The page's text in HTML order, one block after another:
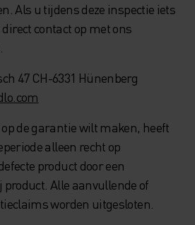
Als u tijdens deze inspectie iets
contact op met ons
47 CH-6331 Hünenberg
de garantie wilt maken, heeft
alleen recht op
product door een
Alle aanvullende of
worden uitgesloten.